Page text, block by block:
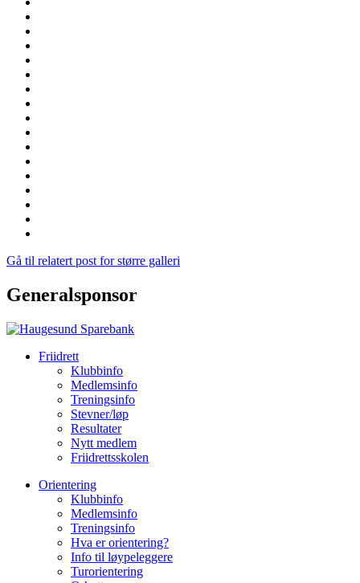
Gå til relatert post for større galleri
Generalsponsor
Friidrett
Klubbinfo
Medlemsinfo
Treningsinfo
Stevner/løp
Resultater
Nytt medlem
Friidrettsskolen
Orientering
Klubbinfo
Medlemsinfo
Treningsinfo
Hva er orientering?
Info til løypeleggere
Turorientering